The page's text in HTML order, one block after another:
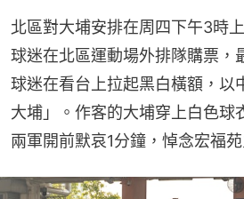
北區對大埔安排在周四下午3時
球迷在北區運動場外排隊購票，
球迷在看台上拉起黑白橫額，以
大埔」。作客的大埔穿上白色球
兩軍開前默哀1分鐘，悼念宏福